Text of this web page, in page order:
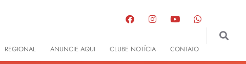
REGIONAL ANUNCIE AQUI CLUBE NOTÍCIA CONTATO